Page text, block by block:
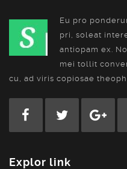
Eu pro
pri, soleat
antiopam ex.
mei tollit
cu, ad viris copiosae
Explor link